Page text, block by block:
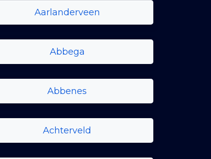
Aarlanderveen
Abbega
Abbenes
Achterveld